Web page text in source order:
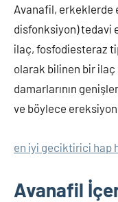
Avanafil, erkeklerde
disfonksiyon) tedavi
ilaç, fosfodiesteraz
olarak bilinen bir ilaç
damarlarının
ve böylece
en iyi geciktirici hap
Avanafil